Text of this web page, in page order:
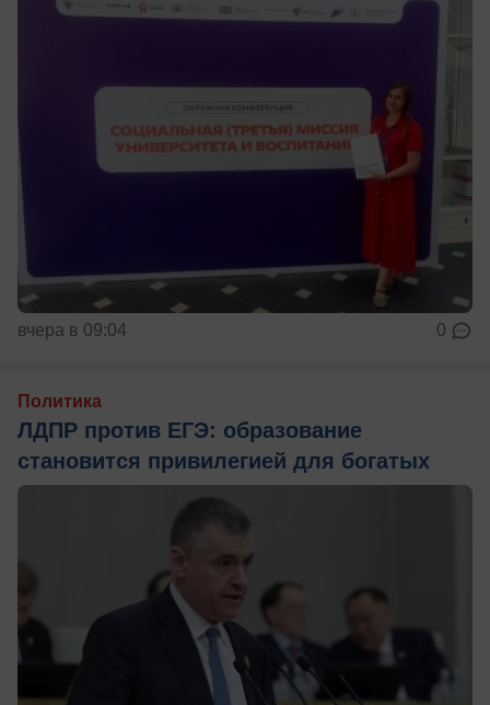
вчера в 09:04 0
Политика
ЛДПР против ЕГЭ: образование
становится привилегией для богатых